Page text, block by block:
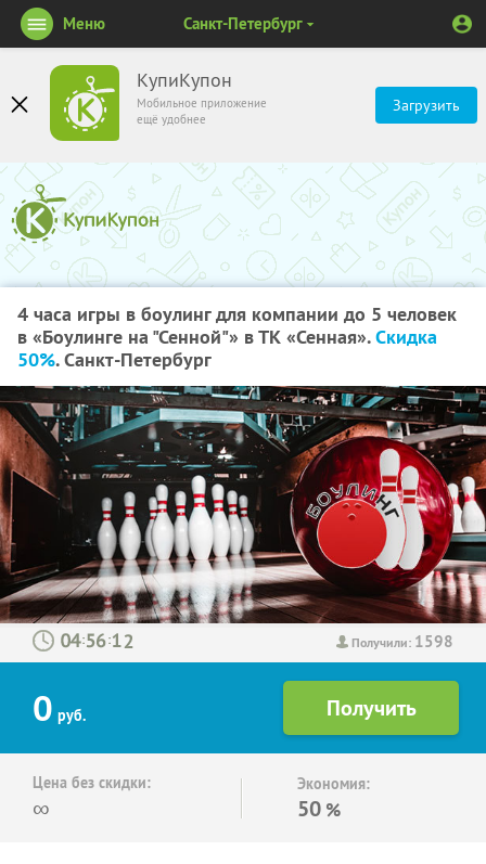
КупиКупон
Мобильное приложение
ещё удобнее
Загрузить
Меню Санкт-Петербург
4 часа игры в боулинг для компании до 5 человек
в «Боулинге на "Сенной"» в ТК «Сенная».Скидка
50%. Санкт-Петербург
Получили: 1598
: :
0 руб.
Цена без скидки:
∞
Экономия:
50 %